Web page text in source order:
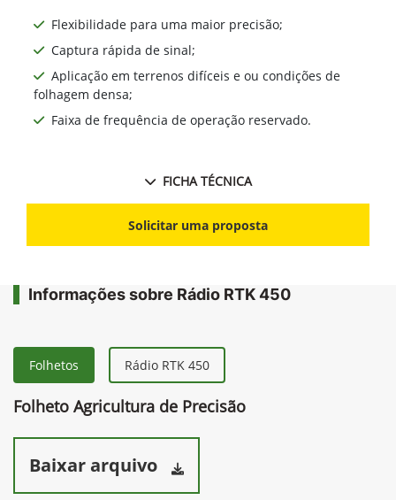
Flexibilidade para uma maior precisão;
Captura rápida de sinal;
Aplicação em terrenos difíceis e ou condições de
folhagem densa;
Faixa de frequência de operação reservado.
FICHA TÉCNICA
Solicitar uma proposta
Informações sobre Rádio RTK 450
Folhetos Rádio RTK 450
Folheto Agricultura de Precisão
Baixar arquivo